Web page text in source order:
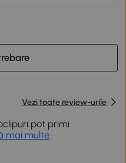
Vezi toate review-urile
pot primi
mai multe.